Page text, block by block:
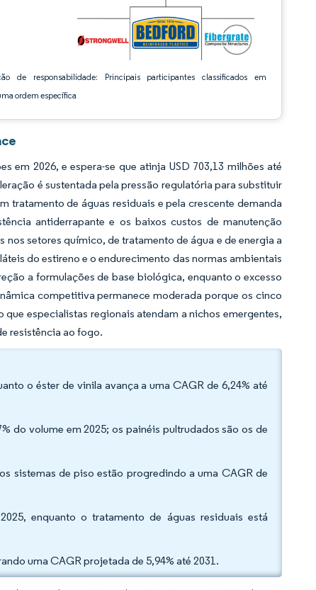
de responsabilidade: Principais participantes classificados em
ordem específica
em 2026, e espera-se que atinja USD 703,13 milhões até
é sustentada pela pressão regulatória para substituir
tratamento de águas residuais e pela crescente demanda
antiderrapante e os baixos custos de manutenção
setores químico, de tratamento de água e de energia a
do estireno e o endurecimento das normas ambientais
a formulações de base biológica, enquanto o excesso
competitiva permanece moderada porque os cinco
especialistas regionais atendam a nichos emergentes,
resistência ao fogo.
o éster de vinila avança a uma CAGR de 6,24% até
do volume em 2025; os painéis pultrudados são os de
sistemas de piso estão progredindo a uma CAGR de
enquanto o tratamento de águas residuais está
uma CAGR projetada de 5,94% até 2031.